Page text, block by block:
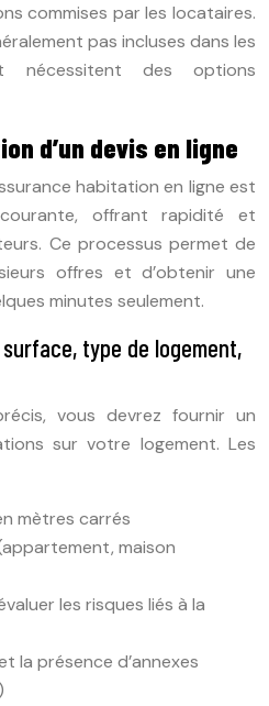
commises par les locataires.
pas incluses dans les
nécessitent des options
d’un devis en ligne
habitation en ligne est
offrant rapidité et
Ce processus permet de
offres et d’obtenir une
minutes seulement.
type de logement,
vous devrez fournir un
sur votre logement. Les
mètres carrés
maison
les risques liés à la
la présence d’annexes